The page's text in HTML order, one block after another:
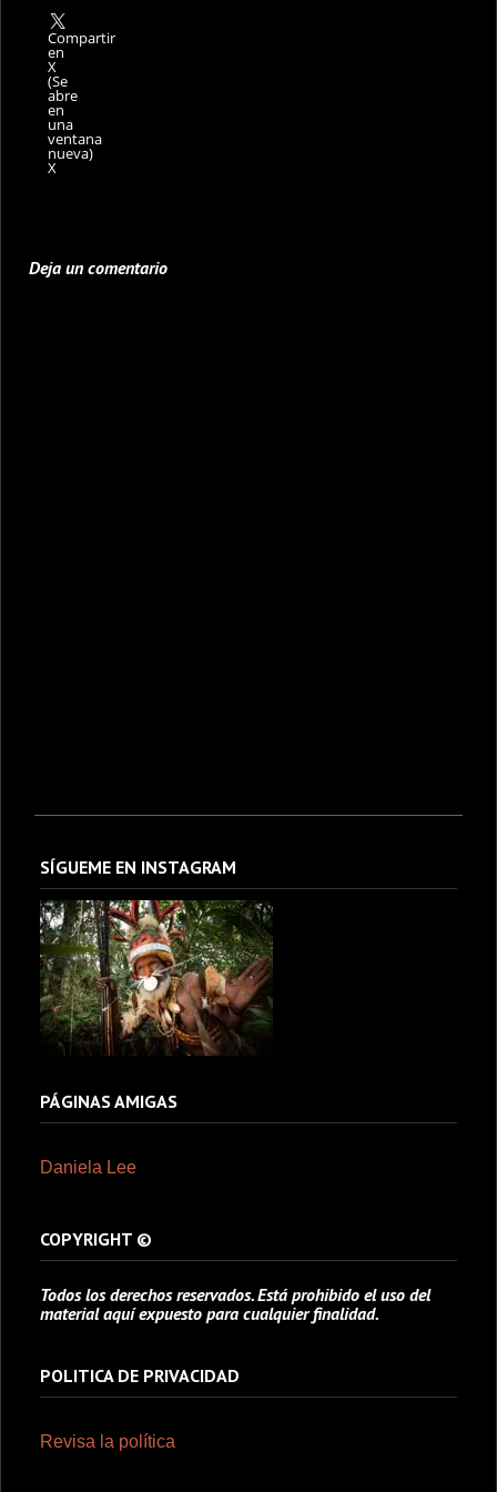
Compartir
en
X
(Se
abre
en
una
ventana
nueva)
X
Deja un comentario
SÍGUEME EN INSTAGRAM
PÁGINAS AMIGAS
Daniela Lee
COPYRIGHT ©
Todos los derechos reservados. Está prohibido el uso del
material aquí expuesto para cualquier finalidad.
POLITICA DE PRIVACIDAD
Revisa la política